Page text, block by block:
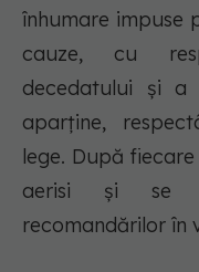
înhumare impuse
cauze, cu
decedatului şi a
aparţine,
lege. După
aerisi şi se
recomandărilor în